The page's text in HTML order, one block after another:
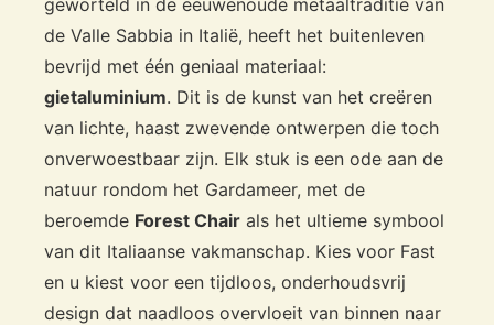
de Valle Sabbia in Italië, heeft het buitenleven
bevrijd met één geniaal materiaal:
gietaluminium. Dit is de kunst van het creëren
van lichte, haast zwevende ontwerpen die toch
onverwoestbaar zijn. Elk stuk is een ode aan de
natuur rondom het Gardameer, met de
beroemde Forest Chair als het ultieme symbool
van dit Italiaanse vakmanschap. Kies voor Fast
en u kiest voor een tijdloos, onderhoudsvrij
design dat naadloos overvloeit van binnen naar